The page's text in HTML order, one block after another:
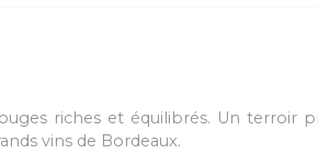
riches et équilibrés. Un terroir
vins de Bordeaux.